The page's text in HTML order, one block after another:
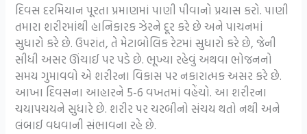
દિવસ દરમિયાન પૂરતા પ્રમાણમાં પાણી પીવાનો પ્રયાસ કરો. પાણી
તમારા શરીરમાંથી હાનિકારક ઝેરને દૂર કરે છે અને પાચનમાં
સુધારો કરે છે. ઉપરાંત, તે મેટાબોલિક રેટમાં સુધારો કરે છે, જેની
સીધી અસર ઊંચાઈ પર પડે છે. ભૂખ્યા રહેવું અથવા ભોજનનો
સમય ગુમાવવો એ શરીરના વિકાસ પર નકારાત્મક અસર કરે છે.
આખા દિવસના આહારને 5-6 વખતમાં વહેંચો. આ શરીરના
ચયાપચયને સુધારે છે. શરીર પર ચરબીનો સંચય થતો નથી અને
લંબાઈ વધવાની સંભાવના રહે છે.